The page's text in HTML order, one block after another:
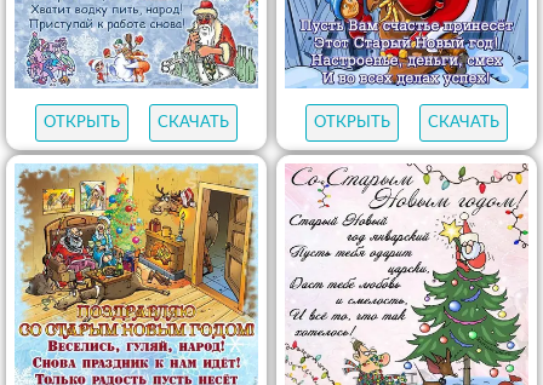
ОТКРЫТЬ СКАЧАТЬ ОТКРЫТЬ СКАЧАТЬ